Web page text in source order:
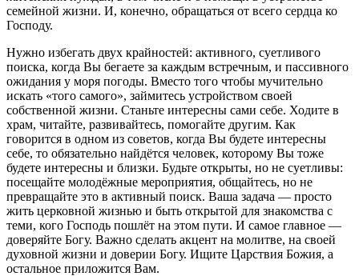
семейной жизни. И, конечно, обращаться от всего сердца ко
Господу.
Нужно избегать двух крайностей: активного, суетливого
поиска, когда Вы бегаете за каждым встречным, и пассивного
ожидания у моря погоды. Вместо того чтобы мучительно
искать «того самого», займитесь устройством своей
собственной жизни. Станьте интересны сами себе. Ходите в
храм, читайте, развивайтесь, помогайте другим. Как
говорится в одном из советов, когда Вы будете интересны
себе, то обязательно найдётся человек, которому Вы тоже
будете интересны и близки. Будьте открыты, но не суетливы:
посещайте молодёжные мероприятия, общайтесь, но не
превращайте это в активный поиск. Ваша задача — просто
жить церковной жизнью и быть открытой для знакомства с
теми, кого Господь пошлёт на этом пути. И самое главное —
доверяйте Богу. Важно сделать акцент на молитве, на своей
духовной жизни и доверии Богу. Ищите Царствия Божия, а
остальное приложится Вам.